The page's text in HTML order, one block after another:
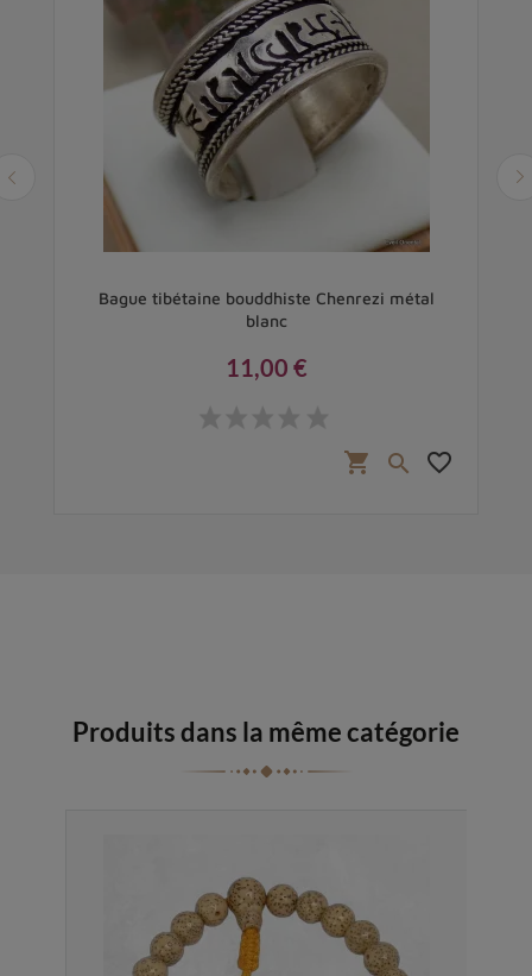
Bague tibétaine bouddhiste Chenrezi métal
blanc
11,00 €
shopping_cart  favorite_border
Produits dans la même catégorie